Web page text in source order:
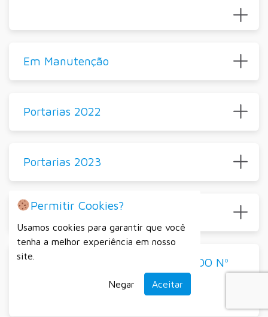
Em Manutenção
Portarias 2022
Portarias 2023
Portarias
PROCESSO SELETIVO SIMPLIFICADO Nº
Permitir Cookies?
Usamos cookies para garantir que você
tenha a melhor experiência em nosso
site.
Negar Aceitar